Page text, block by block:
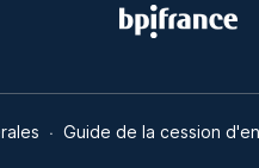
confidentialité, en
Guide de la cession